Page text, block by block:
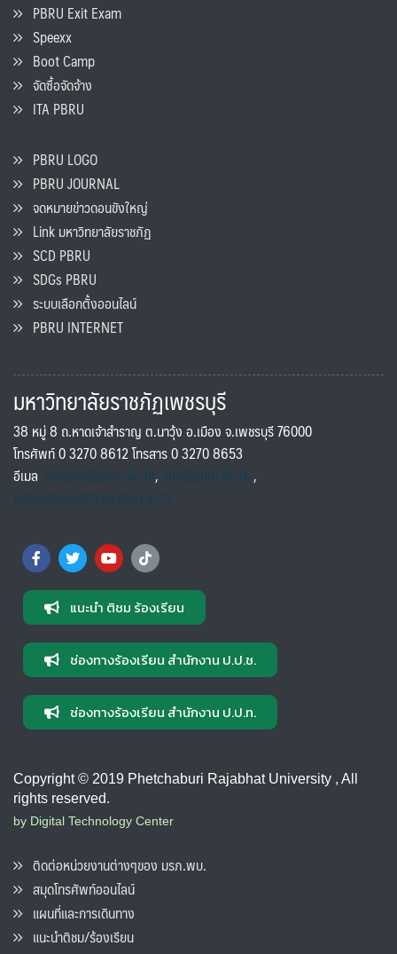
PBRU Exit Exam
Speexx
Boot Camp
จัดซื้อจัดจ้าง
ITA PBRU
PBRU LOGO
PBRU JOURNAL
จดหมายข่าวดอนขังใหญ่
Link มหาวิทยาลัยราชภัฏ
SCD PBRU
SDGs PBRU
ระบบเลือกตั้งออนไลน์
PBRU INTERNET
มหาวิทยาลัยราชภัฏเพชรบุรี
38 หมู่ 8 ถ.หาดเจ้าสำราญ ต.นาวุ้ง อ.เมือง จ.เพชรบุรี 76000
โทรศัพท์ 0 3270 8612 โทรสาร 0 3270 8653
อีเมล saraban@pbru.ac.th, info@pbru.ac.th,
international@mail.pbru.ac.th
แนะนำ ติชม ร้องเรียน
ช่องทางร้องเรียน สำนักงาน ป.ป.ช.
ช่องทางร้องเรียน สำนักงาน ป.ป.ท.
Copyright © 2019 Phetchaburi Rajabhat University , All
rights reserved.
by Digital Technology Center
ติดต่อหน่วยงานต่างๆของ มรภ.พบ.
สมุดโทรศัพท์ออนไลน์
แผนที่และการเดินทาง
แนะนำติชม/ร้องเรียน